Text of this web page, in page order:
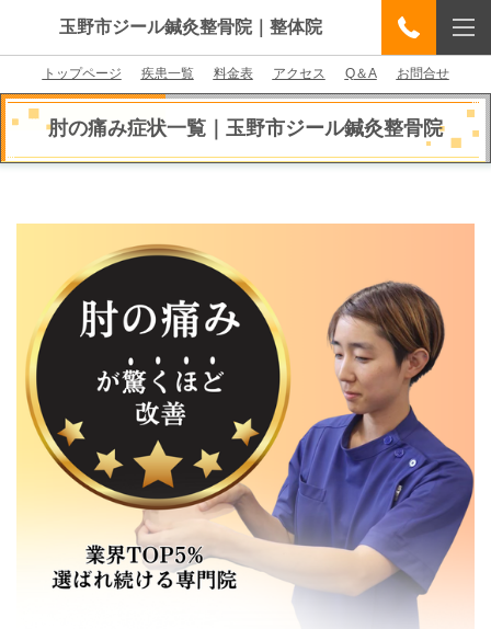
玉野市ジール鍼灸整骨院｜整体院
トップページ 疾患一覧 料金表 アクセス Q＆A お問合せ
肘の痛み症状一覧｜玉野市ジール鍼灸整骨院